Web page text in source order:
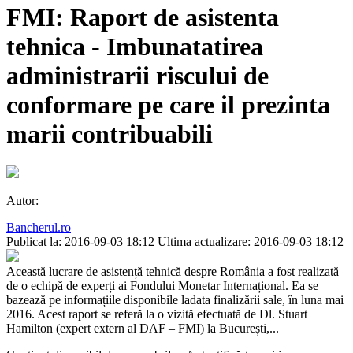
FMI: Raport de asistenta
tehnica - Imbunatatirea
administrarii riscului de
conformare pe care il prezinta
marii contribuabili
Autor:
Bancherul.ro
Publicat la: 2016-09-03 18:12 Ultima actualizare: 2016-09-03 18:12
Această lucrare de asistență tehnică despre România a fost realizată
de o echipă de experți ai Fondului Monetar Internațional. Ea se
bazează pe informațiile disponibile ladata finalizării sale, în luna mai
2016. Acest raport se referă la o vizită efectuată de Dl. Stuart
Hamilton (expert extern al DAF – FMI) la București,...